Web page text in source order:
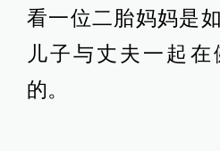
看一位二胎妈妈是
儿子与丈夫一起
的。